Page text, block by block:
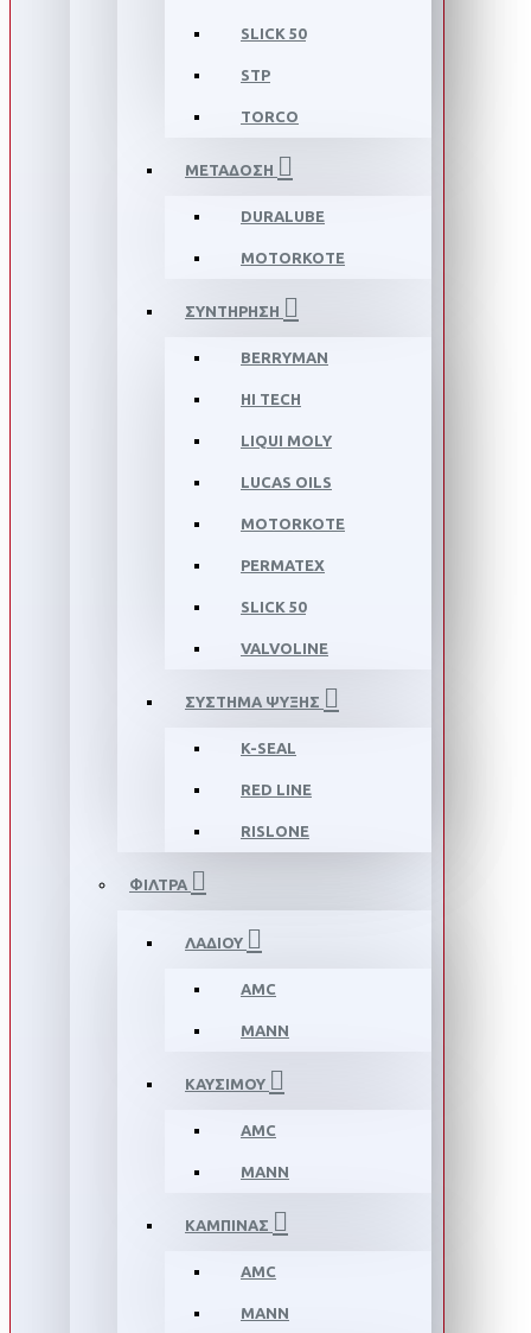
SLICK 50
STP
TORCO
ΜΕΤΑΔΟΣΗ
DURALUBE
MOTORKOTE
ΣΥΝΤΗΡΗΣΗ
BERRYMAN
HI TECH
LIQUI MOLY
LUCAS OILS
MOTORKOTE
PERMATEX
SLICK 50
VALVOLINE
ΣΥΣΤΗΜΑ ΨΥΞΗΣ
K-SEAL
RED LINE
RISLONE
ΦΙΛΤΡΑ
ΛΑΔΙΟΥ
AMC
MANN
ΚΑΥΣΙΜΟΥ
AMC
MANN
ΚΑΜΠΙΝΑΣ
AMC
MANN